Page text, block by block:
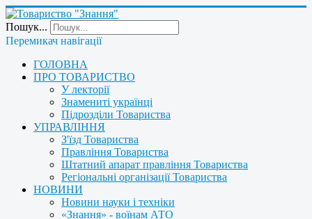
Пошук...
Перемикач навігації
ГОЛОВНА
ПРО ТОВАРИСТВО
У лекторії
Знамениті українці
Підрозділи Товариства
УПРАВЛІННЯ
З'їзд Товариства
Правління Товариства
Штатний апарат правління Товариства
Регіональні організації Товариства
НОВИНИ
Новини науки і техніки
«Знання» - воїнам АТО